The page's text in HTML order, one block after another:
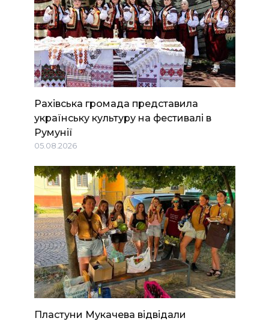
Рахівська громада представила
українську культуру на фестивалі в
Румунії
05.08.2026
Пластуни Мукачева відвідали